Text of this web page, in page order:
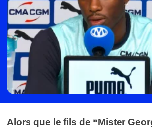
Alors que le fils de “Mister